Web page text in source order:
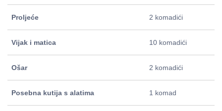
Proljeće 2 komadići
Vijak i matica 10 komadići
Ošar 2 komadići
Posebna kutija s alatima 1 komad